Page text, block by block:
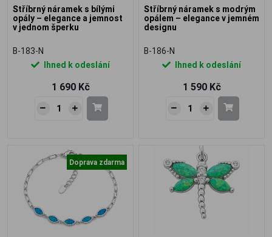
Stříbrný náramek s bílými
opály – elegance a jemnost
v jednom šperku
B-183-N
Ihned k odeslání
1 690 Kč
Stříbrný náramek s modrým
opálem – elegance v jemném
designu
B-186-N
Ihned k odeslání
1 590 Kč
Doprava zdarma